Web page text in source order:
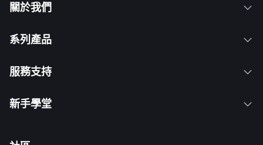
關於我們
系列產品
服務支持
新手學堂